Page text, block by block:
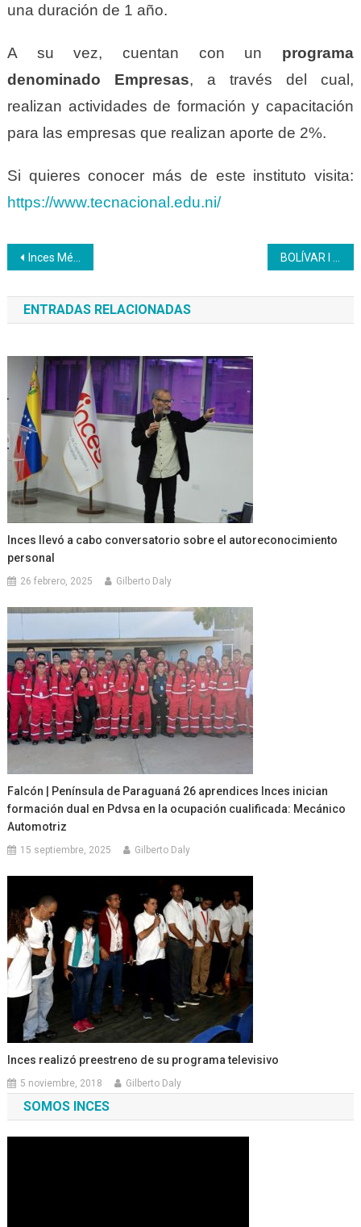
una duración de 1 año.
A su vez, cuentan con un programa
denominado Empresas, a través del cual,
realizan actividades de formación y capacitación
para las empresas que realizan aporte de 2%.
Si quieres conocer más de este instituto visita:
https://www.tecnacional.edu.ni/
Navegación
de
entradas
Inces Mérida retoma formación a distancia
ENTRADAS RELACIONADAS
Inces llevó a cabo conversatorio sobre el autoreconocimiento
personal
26 febrero, 2025 Gilberto Daly
Falcón | Península de Paraguaná 26 aprendices Inces inician
formación dual en Pdvsa en la ocupación cualificada: Mecánico
Automotriz
15 septiembre, 2025 Gilberto Daly
Inces realizó preestreno de su programa televisivo
5 noviembre, 2018 Gilberto Daly
SOMOS INCES